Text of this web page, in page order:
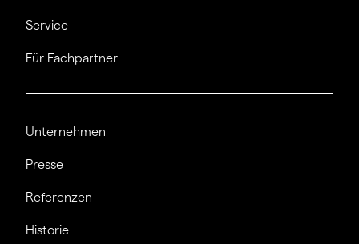
Service
Für Fachpartner
Unternehmen
Presse
Referenzen
Historie